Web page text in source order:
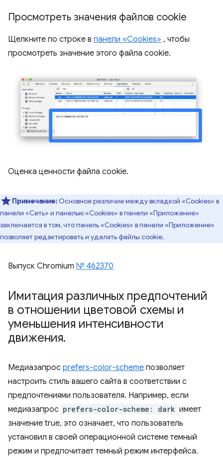
Просмотреть значения файлов cookie
Щелкните по строке в панели «Cookies» , чтобы
просмотреть значение этого файла cookie.
Оценка ценности файла cookie.
Примечание: Основное различие между вкладкой «Cookies» в
панели «Сеть» и панелью «Cookies» в панели «Приложение»
заключается в том, что панель «Cookies» в панели «Приложение»
позволяет редактировать и удалять файлы cookie.
Выпуск Chromium № 462370
Имитация различных предпочтений
в отношении цветовой схемы и
уменьшения интенсивности
движения.
Медиазапрос prefers-color-scheme позволяет
настроить стиль вашего сайта в соответствии с
предпочтениями пользователя. Например, если
медиазапрос prefers-color-scheme: dark имеет
значение true, это означает, что пользователь
установил в своей операционной системе темный
режим и предпочитает темный режим интерфейса.